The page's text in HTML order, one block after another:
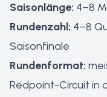
Saisonlänge: 4–8
Rundenzahl: 4–8
Saisonfinale
Rundenformat:
Redpoint-Circuit in